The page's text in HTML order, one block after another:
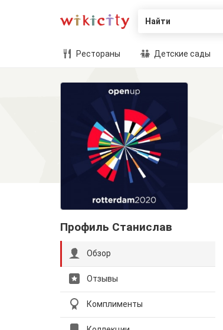
Найти
Рестораны Детские сады
Профиль Станислав
Обзор
Отзывы
Комплименты